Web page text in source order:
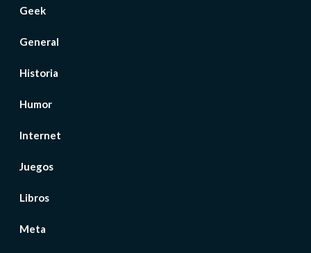
Geek
General
Historia
Humor
Internet
Juegos
Libros
Meta